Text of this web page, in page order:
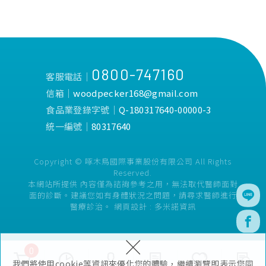
我們將使用cookie等資訊來優化您的體驗，繼續瀏覽即表示您同
×
客服電話│ 0800-747160
信箱│woodpecker168@gmail.com
食品業登錄字號│Q-180317640-00000-3
統一編號│80317640
Copyright © 啄木鳥國際事業股份有限公司 All Rights
Reserved.
本網站所提供 內容僅為諮詢參考之用，無法取代醫師面對
面的診斷。建議您如有身體狀況之問題，請尋求醫師進行
醫療診治。 網頁設計 : 多米諾資訊
0